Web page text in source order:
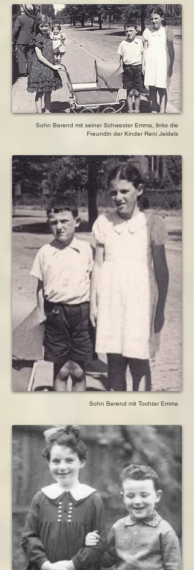
geboren am 29. Dezember 1877 in
Langenholzhausen, Nordrhein-Westfalen,
Deutschland
verstorben am 24. Februar 1938 in Winschoten,
Niederlande
Schwester: Henni Irma Katz, verheiratete Kroon
geboren am 21. Juni 1891 in
Langenholzhausen, Nordrhein-Westfalen,
Deutschland
Mordstätte Auschwitz-Birkenau
geboren am 4. Mai 1897 in Langenholzhausen,
Nordrhein-Westfalen, Deutschland
umgekommen am 30. September 1944 in der
deutschen Mordstätte Auschwitz-Birkenau
Schwägerin: Grietje van Hoorn, verheiratete
Minco
geboren am 04. Juli 1889 in t’Zandt,
Niederlande
ermordet am 07. Mai 1943 in der deutschen
Mordstätte Sobibor
Schwägerin: Estella-Carolina van Hoorn,
verheiratete Denneboom
geboren am 28. September 1892 in t‘Zandt,
Niederlande
ermordet am 11. Oktober 1942 in der deutschen
Mordstätte Auschwitz-Birkenau
mit Familie
                    in die Niederlande
1940/1941   Ehemann verliert seine Arbeit an
der Universität
1941/1942   Ehemann wird Lehrer an der
jüdischen Schule in Den Haag
1942            Tod der Schwägerin Estella-
Carolina in der Mordstätte
                    Auschwitz-Birkenau, zusammen mit
Ehemann und drei Kindern
1943            Ermordung der Schwester Henni
Irma in Auschwitz
1943            Verhaftung der Familie
1943            Ermordung von Hilde van Hoorn,
                    ihrem Ehemann und seiner beiden
Kinder in Sobibor
1943            Ermordung der Schwägerin Grietje
in Sobibor
1943            Ermordung des Bruders Erich Sally
Katz in Auschwitz
Sohn Berend mit seiner Schwester Emma, links die
Freundin der Kinder Reni Jeidels
Sohn Berend mit Tochter Emma